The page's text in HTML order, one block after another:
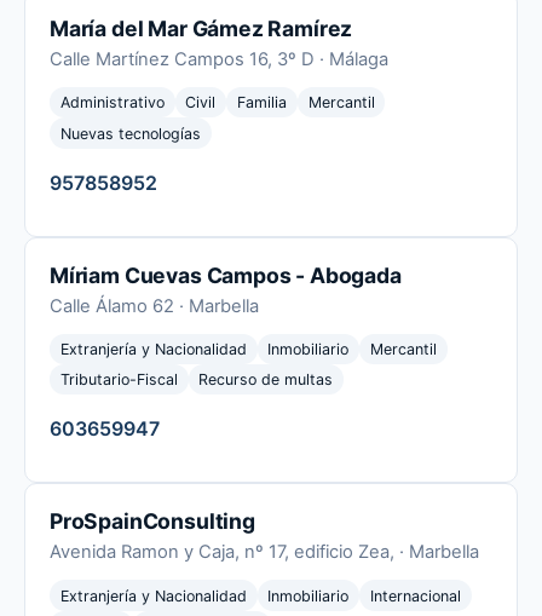
María del Mar Gámez Ramírez
Calle Martínez Campos 16, 3º D · Málaga
Administrativo Civil Familia
Mercantil
Nuevas tecnologías
957858952
Míriam Cuevas Campos - Abogada
Calle Álamo 62 · Marbella
Extranjería y Nacionalidad Inmobiliario
Mercantil
Tributario-Fiscal
Recurso de multas
603659947
ProSpainConsulting
Avenida Ramon y Caja, nº 17, edificio Zea, · Marbella
Extranjería y Nacionalidad Inmobiliario
Internacional